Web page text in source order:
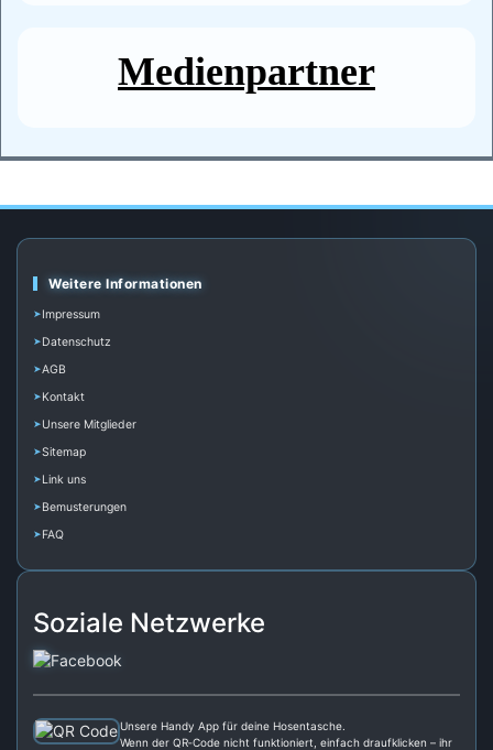
Medienpartner
Weitere Informationen
Impressum
Datenschutz
AGB
Kontakt
Unsere Mitglieder
Sitemap
Link uns
Bemusterungen
FAQ
Soziale Netzwerke
Unsere Handy App für deine Hosentasche.
Wenn der QR‑Code nicht funktioniert, einfach draufklicken – ihr